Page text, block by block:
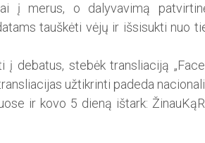
į merus, o dalyvavimą
tauškėti vėjų ir išsisukti nuo
debatus, stebėk transliaciją
užtikrinti padeda
ir kovo 5 dieną ištark: